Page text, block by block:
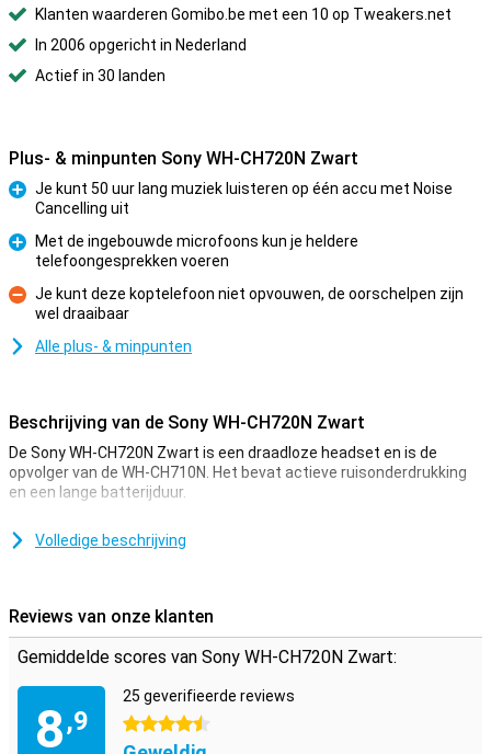
Klanten waarderen Gomibo.be met een 10 op Tweakers.net
In 2006 opgericht in Nederland
Actief in 30 landen
Plus- & minpunten Sony WH-CH720N Zwart
Pluspunt
Je kunt 50 uur lang muziek luisteren op één accu met Noise
Cancelling uit
Pluspunt
Met de ingebouwde microfoons kun je heldere
telefoongesprekken voeren
Minpunt
Je kunt deze koptelefoon niet opvouwen, de oorschelpen zijn
wel draaibaar
Alle plus- & minpunten
Beschrijving van de Sony WH-CH720N Zwart
De Sony WH-CH720N Zwart is een draadloze headset en is de
opvolger van de WH-CH710N. Het bevat actieve ruisonderdrukking
en een lange batterijduur.
Dagen lang muziek luisteren
zitten. Wanneer de batterij toch leeg is, kun je na 3 minuten opladen
de koptelefoon weer één uur gebruiken.
Krachtige actieve ruisonderdrukking
In de WH-CH720N zitten twee microfoons die het omgevingsgeluid
opvangen en het daarna kunnen blokkeren. Zo kun je zelfs in drukke
Volledige beschrijving
Reviews van onze klanten
Gemiddelde scores van Sony WH-CH720N Zwart:
8,9
25 geverifieerde reviews
4.5 sterren